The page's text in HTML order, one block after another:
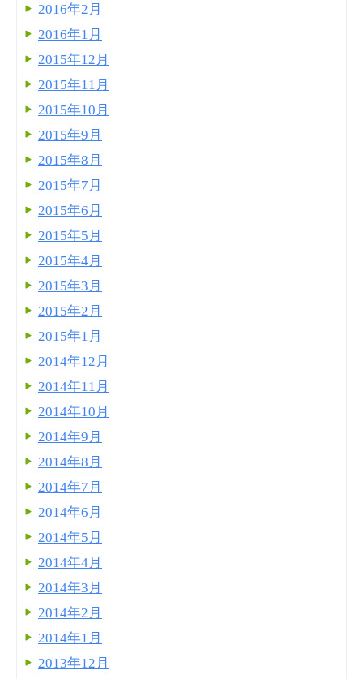
2016年2月
2016年1月
2015年12月
2015年11月
2015年10月
2015年9月
2015年8月
2015年7月
2015年6月
2015年5月
2015年4月
2015年3月
2015年2月
2015年1月
2014年12月
2014年11月
2014年10月
2014年9月
2014年8月
2014年7月
2014年6月
2014年5月
2014年4月
2014年3月
2014年2月
2014年1月
2013年12月